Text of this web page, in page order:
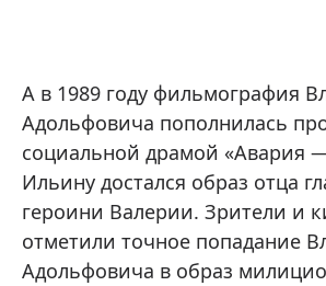
А в 1989 году фильмография
Адольфовича пополнилась
социальной драмой «Авария
Ильину достался образ отца
героини Валерии. Зрители и
отметили точное попадание
Адольфовича в образ